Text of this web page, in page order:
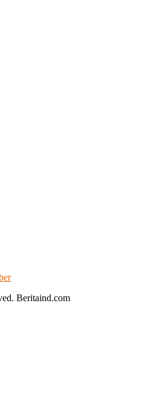
Beritaind.com